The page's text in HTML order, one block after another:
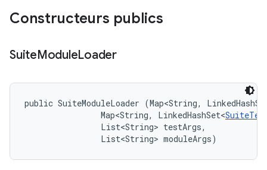
Constructeurs publics
SuiteModuleLoader
public SuiteModuleLoader (Map<String,
                Map<String, LinkedHashSet<
                List<String> testArgs,
                List<String> moduleArgs)